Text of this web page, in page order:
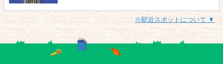
※駅近スポットについて ▼